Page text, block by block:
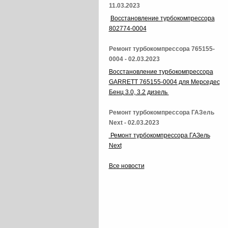
11.03.2023
Восстановление турбокомпрессора
802774-0004
Ремонт турбокомпрессора 765155-
0004 - 02.03.2023
Восстановление турбокомпрессора
GARRETT 765155-0004 для Мерседес
Бенц 3.0, 3.2 дизель
Ремонт турбокомпрессора ГАЗель
Next - 02.03.2023
Ремонт турбокомпрессора ГАЗель
Next
Все новости